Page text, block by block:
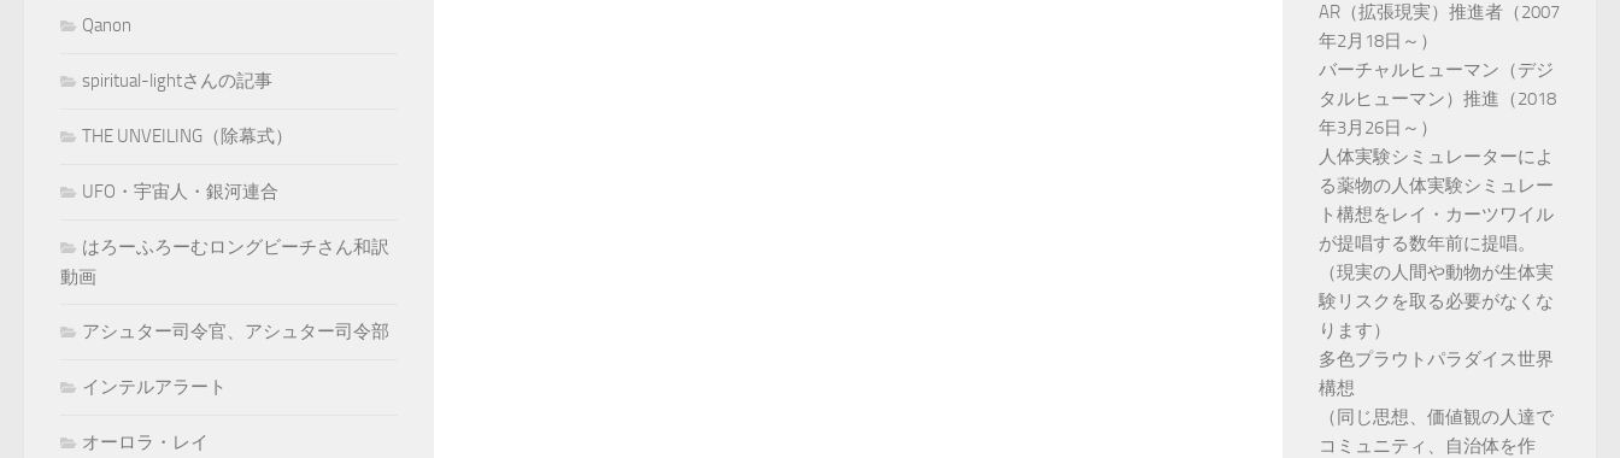
Qanon
spiritual-lightさんの記事
THE UNVEILING（除幕式）
UFO・宇宙人・銀河連合
はろーふろーむロングビーチさん和訳
動画
アシュター司令官、アシュター司令部
インテルアラート
オーロラ・レイ
AR（拡張現実）推進者（2007
年2月18日～）
バーチャルヒューマン（デジ
タルヒューマン）推進（2018
年3月26日～）
人体実験シミュレーターによ
る薬物の人体実験シミュレー
ト構想をレイ・カーツワイル
が提唱する数年前に提唱。
（現実の人間や動物が生体実
験リスクを取る必要がなくな
ります）
多色プラウトパラダイス世界
構想
（同じ思想、価値観の人達で
コミュニティ、自治体を作